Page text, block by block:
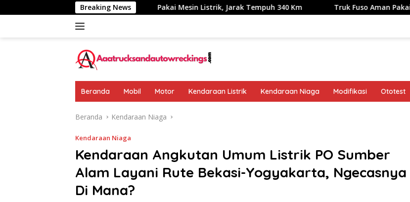
ke
Breaking NewsPakai Mesin Listrik, Jarak Tempuh 340 Km Truk Fuso Aman Pakai Biodiesel
Beranda Mobil Motor Kendaraan Listrik Kendaraan Niaga Modifikasi Ototest
Beranda Kendaraan Niaga
Kendaraan Niaga
Kendaraan Angkutan Umum Listrik PO Sumber
Alam Layani Rute Bekasi-Yogyakarta, Ngecasnya
Di Mana?